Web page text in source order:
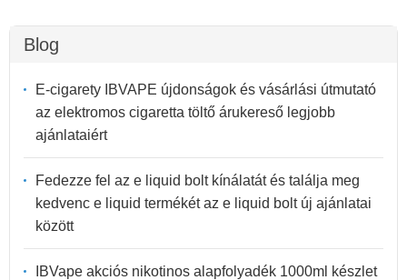
Blog
E-cigarety IBVAPE újdonságok és vásárlási útmutató
az elektromos cigaretta töltő árukereső legjobb
ajánlataiért
Fedezze fel az e liquid bolt kínálatát és találja meg
kedvenc e liquid termékét az e liquid bolt új ajánlatai
között
IBVape akciós nikotinos alapfolyadék 1000ml készlet